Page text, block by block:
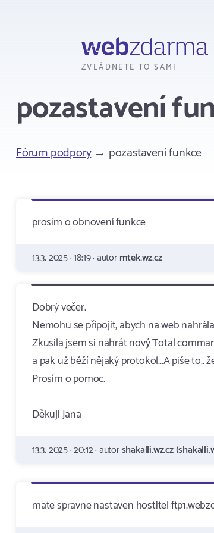
ZVLÁDNETE TO SAMI
pozastavení
Fórum podpory→ pozastavení funkce
prosím o obnovení funkce
13.3. 2025 · 18:19 · autormtek.wz.cz
Dobrý večer.
Nemohu se připojit, abych na web
Zkusila jsem si nahrát nový Total
a pak už běží nějaký protokol...A piše to..
Prosím o pomoc.
Děkuji Jana
13.3. 2025 · 20:12 · autorshakalli.wz.cz
mate spravne nastaven hostitel